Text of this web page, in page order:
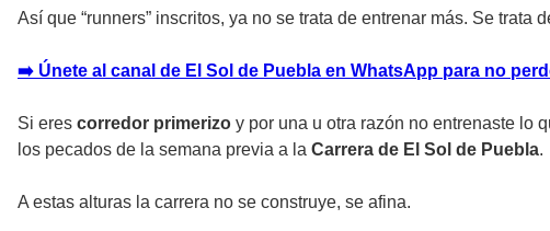
Así que “runners” inscritos, ya no se trata de entrenar más. Se trata
➡️ Únete al canal de El Sol de Puebla en WhatsApp para no
Si eres corredor primerizo y por una u otra razón no entrenaste lo
los pecados de la semana previa a la Carrera de El Sol de Puebla.
A estas alturas la carrera no se construye, se afina.